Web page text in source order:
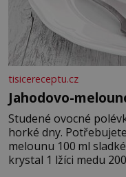
tisicereceptu.cz
Jahodovo-
Studené ovocné
horké dny. Potřebujete 200 g jahod 600 g žlutého
melounu 100 ml
krystal 1 lžíci medu